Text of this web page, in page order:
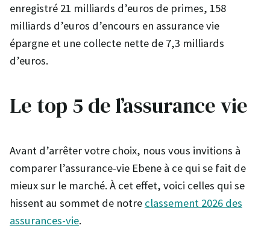
enregistré 21 milliards d’euros de primes, 158
milliards d’euros d’encours en assurance vie
épargne et une collecte nette de 7,3 milliards
d’euros.
Le top 5 de l’assurance vie
Avant d’arrêter votre choix, nous vous invitions à
comparer l’assurance-vie Ebene à ce qui se fait de
mieux sur le marché. À cet effet, voici celles qui se
hissent au sommet de notre classement 2026 des
assurances-vie.